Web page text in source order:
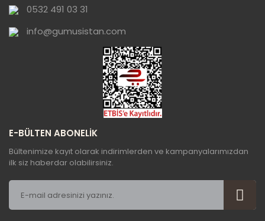
Bu ürüne benzer farklı alternatifler olmalı.
Gönder
0532 491 03 31
info@gumusistan.com
E-BÜLTEN ABONELİK
Bültenimize kayıt olarak indirimlerden ve kampanyalarımızdan
ilk siz haberdar olabilirsiniz.